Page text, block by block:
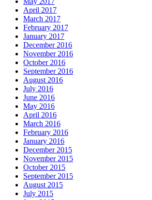
April 2017
March 2017
February 2017
January 2017
December 2016
November 2016
October 2016
September 2016
August 2016
July 2016
June 2016
May 2016
April 2016
March 2016
February 2016
January 2016
December 2015
November 2015
October 2015
September 2015
August 2015
July 2015